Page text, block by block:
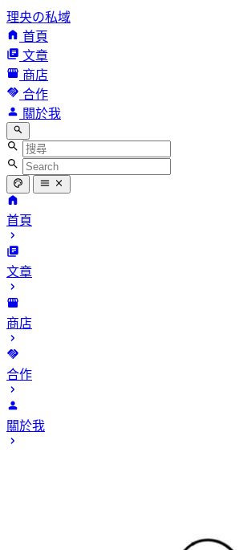
理央の私域
首頁
文章
商店
合作
關於我
首頁
文章
商店
合作
關於我